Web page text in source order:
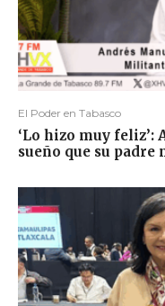
El Poder en Tabasco
‘Lo hizo muy feliz’:
sueño que su padre